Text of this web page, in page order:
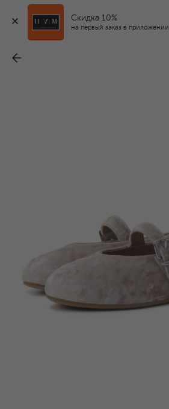
Скидка 10%
на первый заказ в приложении